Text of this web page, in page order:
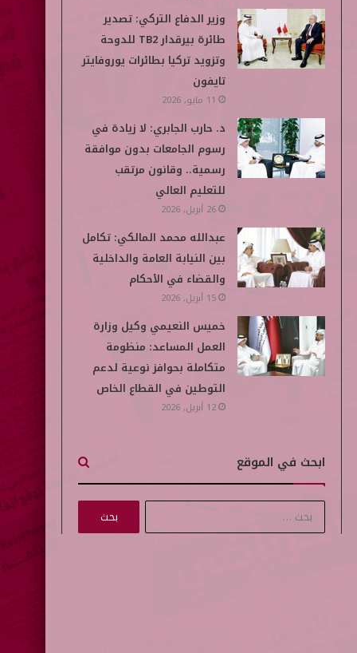
وزير الدفاع التركي: تصدير
طائرة بيرقدار TB2 للدوحة
وتزويد تركيا بطائرات يوروفايتر
تايفون
11 مايو, 2026
د. حارب الجابري: لا زيادة في
رسوم الجامعات بدون موافقة
رسمية.. وقانون مرتقب
للتعليم العالي
26 أبريل, 2026
عبدالله محمد المالكي: تكامل
بين النيابة العامة والداخلية
والقضاء في الأحكام
15 أبريل, 2026
خميس النعيمي وكيل وزارة
العمل المساعد: منظومة
متكاملة بحوافز نوعية لدعم
التوطين في القطاع الخاص
12 أبريل, 2026
ابحث في الموقع